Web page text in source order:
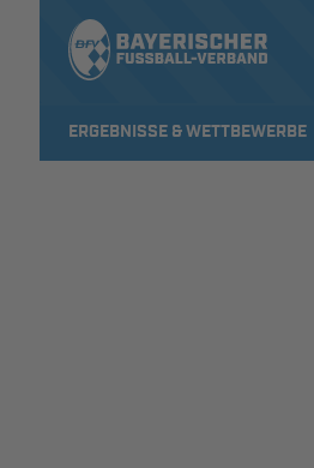
ERGEBNISSE & WETTBEWERBE